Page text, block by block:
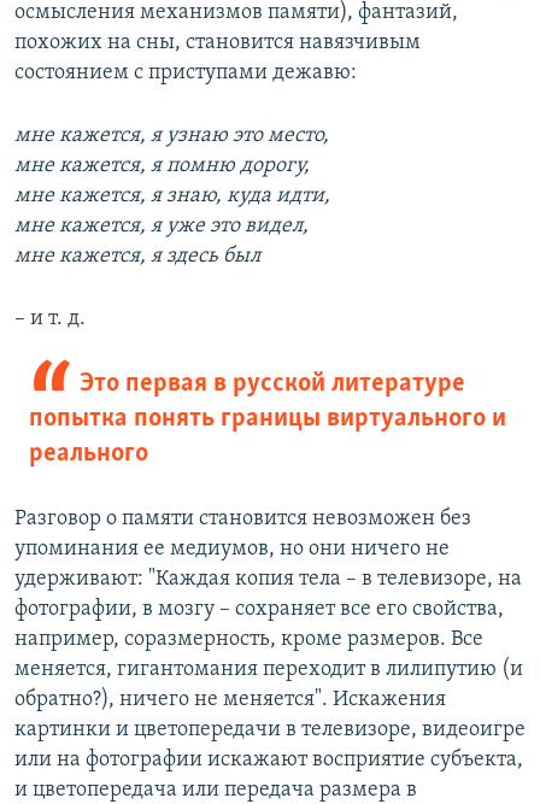
осмысления механизмов памяти), фантазий,
похожих на сны, становится навязчивым
состоянием с приступами дежавю:
мне кажется, я узнаю это место,
мне кажется, я помню дорогу,
мне кажется, я знаю, куда идти,
мне кажется, я уже это видел,
мне кажется, я здесь был
– и т. д.
Это первая в русской литературе
попытка понять границы виртуального и
реального
Разговор о памяти становится невозможен без
упоминания ее медиумов, но они ничего не
удерживают: "Каждая копия тела – в телевизоре, на
фотографии, в мозгу – сохраняет все его свойства,
например, соразмерность, кроме размеров. Все
меняется, гигантомания переходит в лилипутию (и
обратно?), ничего не меняется". Искажения
картинки и цветопередачи в телевизоре, видеоигре
или на фотографии искажают восприятие субъекта,
и цветопередача или передача размера в